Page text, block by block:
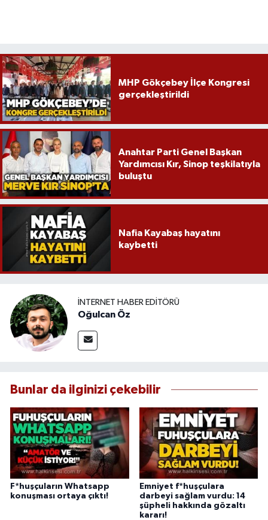
MHP Gökçebey İlçe Kongresi
gerçekleştirildi
Anahtar Parti Genel Başkan
Yardımcısı Kır, Sinop teşkilatıyla
buluştu
Nafia Kayabaş hayatını
kaybetti
İNTERNET HABER EDITÖRÜ
Oğulcan Öz
Bunlar da ilginizi çekebilir
F*huşçuların Whatsapp
konuşması ortaya çıktı!
Emniyet f*huşçulara
darbeyi sağlam vurdu: 14
şüpheli hakkında gözaltı
kararı!